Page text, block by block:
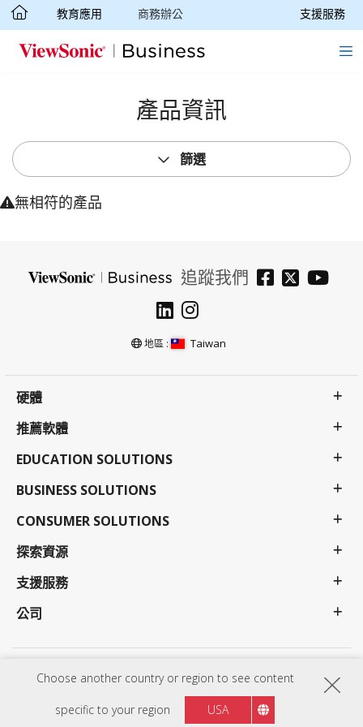
Choose another country or region to see content
specific to your region USA
轉跳至主要內容
教育應用 商務辦公 支援服務
產品資訊
篩選
無相符的產品
追蹤我們
地區 : Taiwan
硬體
推薦軟體
EDUCATION SOLUTIONS
BUSINESS SOLUTIONS
CONSUMER SOLUTIONS
探索資源
支援服務
公司
使用條款
程序、規格、價格和可用性如有更改，恕不另行通知。選擇、優惠和計畫可能會因國家/地區而
異；有關完整的詳細資訊，請與 ViewSonic 業務代表聯繫。Copyright © ViewSonic Corporation
2000-2026. All rights reserved.